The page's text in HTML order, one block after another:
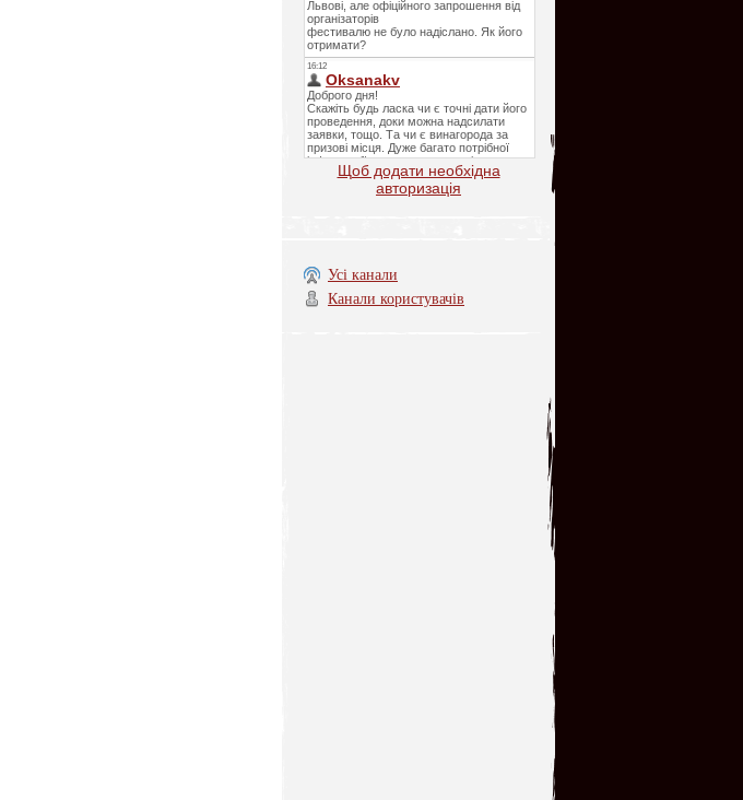
Щоб додати необхідна
авторизація
Усі канали
Канали користувачів